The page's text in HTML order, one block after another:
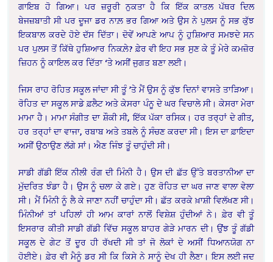
ਗਾਇਬ ਹੋ ਗਿਆ। ਪਰ ਜ਼ਰੂਰੀ ਨੁਕਤਾ ਹੈ ਕਿ ਇੱਕ ਕਾਤਲ ਪੱਥਰ ਦਿਲ
ਬੇਜਜ਼ਬਾਤੀ ਸੀ ਪਰ ਦੂਜਾ ਡਰ ਨਾਲ਼ ਭਰ ਗਿਆ ਅਤੇ ਉਸ ਨੇ ਪੁਲਸ ਨੂੰ ਸਭ ਕੁੱਝ
ਇਕਬਾਲ ਕਰਦੇ ਹੋਏ ਦੱਸ ਦਿੱਤਾ। ਦੋਵੇਂ ਆਪਣੇ ਆਪ ਨੂੰ ਹੁਸ਼ਿਆਰ ਸਮਝਦੇ ਸਨ
ਪਰ ਪੁਲਸ ਤੋਂ ਕਿੱਥੇ ਹੁਸ਼ਿਆਰ ਨਿਕਲ਼ੇ? ਫ਼ੇਰ ਵੀ ਇਹ ਸਭ ਸੁਣ ਕੇ ਤੂੰ ਮੇਰੇ ਕਮਜ਼ੋਰ
ਜ਼ਿਹਨ ਨੂੰ ਕਾਇਲ ਕਰ ਦਿੱਤਾ ‘ਤੇ ਅਸੀਂ ਜੁਗਤ ਬਣਾ ਲਈ।
ਜਿਸ ਰਾਹ ਰੋਹਿਤ ਸਕੂਲ ਜਾਂਦਾ ਸੀ ਤੂੰ ’ਤੇ ਮੈਂ ਉਸ ਨੂੰ ਕੁੱਝ ਦਿਨਾਂ ਵਾਸਤੇ ਤਾੜਿਆ।
ਰੋਹਿਤ ਦਾ ਸਕੂਲ ਸਾਡੇ ਫ਼ਲੈਟ ਅਤੇ ਕੇਸਰਾ ਪੰਨੂ ਦੇ ਘਰ ਵਿਚਾਲੇ ਸੀ। ਕੇਸਰਾ ਮੇਰਾ
ਮਾਮਾ ਹੈ। ਮਾਮਾ ਸੰਗੀਤ ਦਾ ਸ਼ੌਕੀ ਸੀ, ਇੱਕ ਪੱਕਾ ਰਸਿਕ। ਹਰ ਤਰ੍ਹਾਂ ਦੇ ਗੀਤ,
ਹਰ ਤਰ੍ਹਾਂ ਦਾ ਵਾਜਾ, ਰਬਾਬ ਅਤੇ ਤਬਲੇ ਨੂੰ ਸੰਚਣ ਕਰਦਾ ਸੀ। ਇਸ ਦਾ ਫ਼ਾਇਦਾ
ਅਸੀਂ ਉਠਾਉਣ ਲੱਗੇ ਸਾਂ। ਐਣ ਜਿੰਝ ਤੂੰ ਚਾਹੁੰਦੀ ਸੀ।
ਸਾਡੀ ਗੱਡੀ ਇੱਕ ਨੀਲੀ ਰੰਗ ਦੀ ਮਿੰਨੀ ਹੈ। ਉਸ ਦੀ ਛੱਤ ਉੱਤੇ ਬਰਤਾਨੀਆ ਦਾ
ਮੁੱਦਰਿਤ ਝੰਡਾ ਹੈ। ਉਸ ਨੂੰ ਚਲਾ ਕੇ ਗਏ। ਹੁਣ ਰੋਹਿਤ ਦਾ ਘਰ ਜਾਣ ਵਾਲਾ ਵੇਲਾ
ਸੀ। ਮੈਂ ਮਿੰਨੀ ਨੂੰ ਲੈ ਕੇ ਜਾਣਾ ਨਹੀਂ ਚਾਹੁੰਦਾ ਸੀ। ਛੱਤ ਕਰਕੇ ਖ਼ਾਸ਼ੀ ਵਿਲੱਖਣ ਸੀ।
ਮਿੰਨੀਆਂ ਤਾਂ ਪਹਿਲਾਂ ਹੀ ਆਮ ਕਾਰਾਂ ਨਾਲੋਂ ਵਿਸ਼ੇਸ਼ ਹੁੰਦੀਆਂ ਨੇ। ਫ਼ੇਰ ਵੀ ਤੂੰ
ਇਸਰਾਰ ਕੀਤੀ ਸਾਡੀ ਗੱਡੀ ਵਿੱਚ ਸਕੂਲ ਬਾਹਰ ਗੇੜੇ ਮਾਰਨ ਦੀ। ਉਂਝ ਤੂੰ ਗੱਡੀ
ਸਕੂਲ ਦੇ ਗੇਟ ਤੋਂ ਦੂਰ ਹੀ ਰੱਖਦੀ ਸੀ ਤਾਂ ਜੋ ਲੋਕਾਂ ਦੇ ਅਸੀਂ ਧਿਆਨਯੋਗ ਨਾ
ਹੋਈਏ। ਫ਼ੇਰ ਵੀ ਮੈਨੂੰ ਡਰ ਸੀ ਕਿ ਕਿਸੇ ਨੇ ਸਾਨੂੰ ਦੇਖ ਹੀ ਲੈਣਾ। ਇਸ ਲਈ ਜਦ